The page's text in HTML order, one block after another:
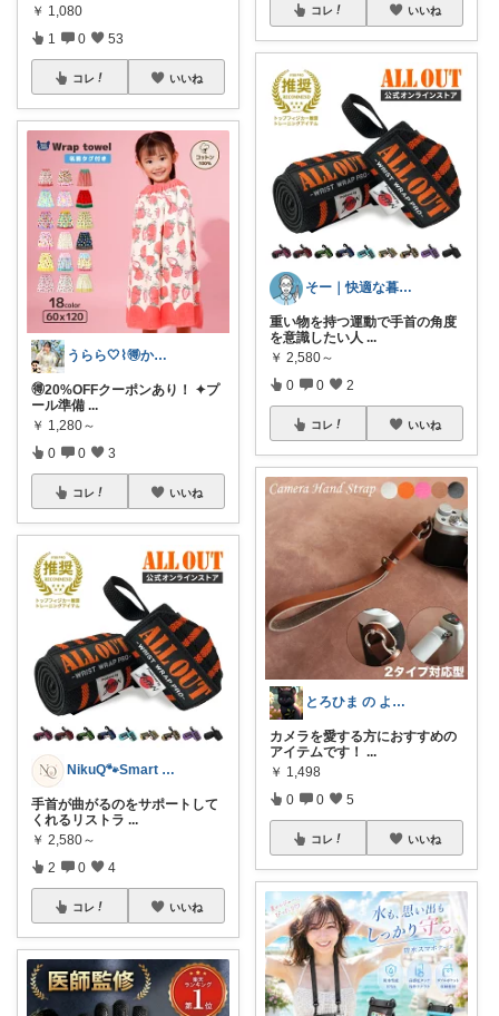
￥ 1,080
1 0 53
コレ いいね
うらら🤍⌇🉐かわいい暮らし
🉐20%OFFクーポンあり！ ✦プ
ール準備 ...
￥ 1,280～
0 0 3
コレ いいね
NikuQ🐾Smart Choice
手首が曲がるのをサポートして
くれるリストラ ...
￥ 2,580～
2 0 4
コレ いいね
コレ いいね
そー｜快適な暮らし
重い物を持つ運動で手首の角度
を意識したい人 ...
￥ 2,580～
0 0 2
コレ いいね
とろひま の よろず屋～お得な商品たち～
カメラを愛する方におすすめの
アイテムです！ ...
￥ 1,498
0 0 5
コレ いいね